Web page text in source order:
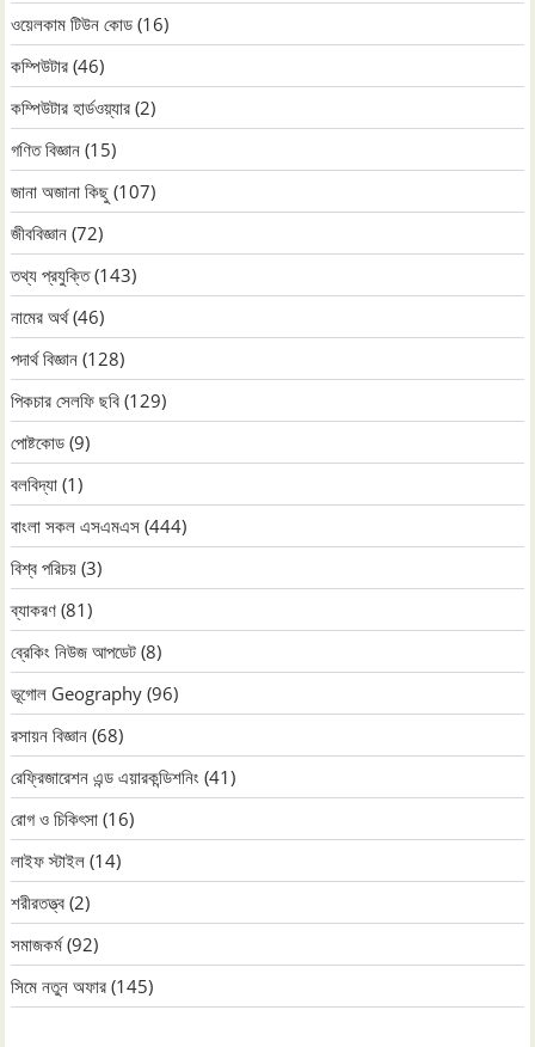
ওয়েলকাম টিউন কোড (16)
কম্পিউটার (46)
কম্পিউটার হার্ডওয়্যার (2)
গণিত বিজ্ঞান (15)
জানা অজানা কিছু (107)
জীববিজ্ঞান (72)
তথ্য প্রযুক্তি(143)
নামের অর্থ(46)
পদার্থ বিজ্ঞান (128)
পিকচার সেলফি ছবি (129)
পোষ্টকোড (9)
বলবিদ্যা (1)
বাংলা সকল এসএমএস (444)
বিশ্ব পরিচয় (3)
ব্যাকরণ (81)
ব্রেকিং নিউজ আপডেট (8)
ভূগোল Geography (96)
রসায়ন বিজ্ঞান (68)
রেফ্রিজারেশন এন্ড এয়ারকন্ডিশনিং (41)
রোগ ও চিকিৎসা (16)
লাইফ স্টাইল (14)
শরীরতত্ত্ব (2)
সমাজকর্ম(92)
সিমে নতুন ‍অফার (145)